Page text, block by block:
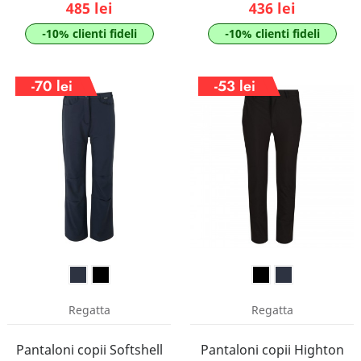
485 lei
-10% clienti fideli
436 lei
-10% clienti fideli
-70 lei
Regatta
Pantaloni copii Softshell
-53 lei
Regatta
Pantaloni copii Highton